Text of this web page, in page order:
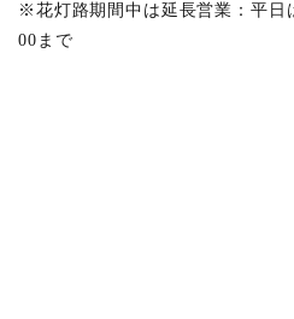
※花灯路期間中は延長営業：平日
00まで